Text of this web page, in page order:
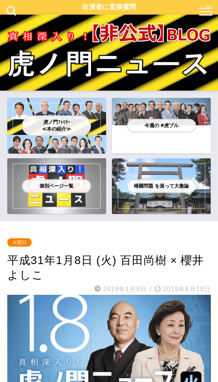
出演者に直接質問
虎ノ門ﾌｧﾐﾘｰ
≪本の紹介≫
今週の #虎ブル
個別ページ一覧 靖國問題 を巡って大激論
火曜日
平成31年1月8日 (火) 百田尚樹 × 櫻井
よしこ
2019年1月8日 / 2019年6月19日